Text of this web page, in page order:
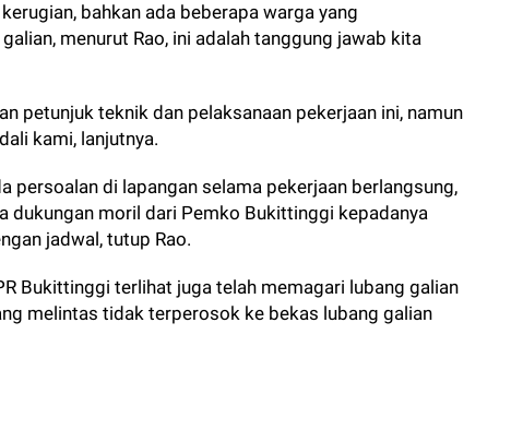
bahkan ada beberapa warga yang
menurut Rao, ini adalah tanggung jawab kita
petunjuk teknik dan pelaksanaan pekerjaan ini, namun
kami, lanjutnya.
persoalan di lapangan selama pekerjaan berlangsung,
dukungan moril dari Pemko Bukittinggi kepadanya
jadwal, tutup Rao.
Bukittinggi terlihat juga telah memagari lubang galian
melintas tidak terperosok ke bekas lubang galian